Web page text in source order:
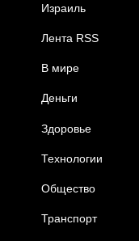
Израиль
Лента RSS
В мире
Деньги
Здоровье
Технологии
Общество
Транспорт